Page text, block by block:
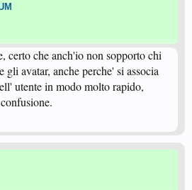
certo che anch'io non sopporto chi
avatar, anche perche' si associa
utente in modo molto rapido,